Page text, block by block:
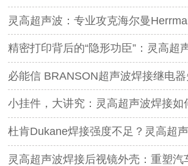
灵高超声波：专业攻克海尔曼Herrmann焊接机
精密打印背后的“隐形功臣”：灵高超声波焊接如何让
必能信 BRANSON超声波焊接继电器失效怎么办？灵高超声波
小挂件，大讲究：灵高超声波焊接如何让手
杜肯Dukane焊接强度不足？灵高超声波
灵高超声波焊接后视镜外壳：重塑汽车制